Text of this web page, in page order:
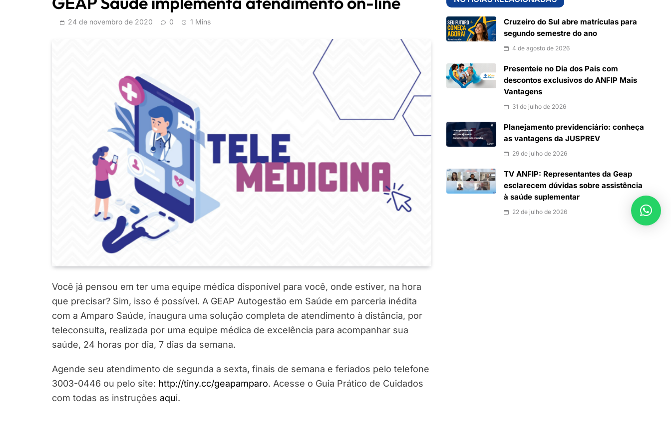
24 de novembro de 2020 0 1 Mins
Você já pensou em ter uma equipe médica disponível para você, onde estiver, na hora
que precisar? Sim, isso é possível. A GEAP Autogestão em Saúde em parceria inédita
com a Amparo Saúde, inaugura uma solução completa de atendimento à distância, por
teleconsulta, realizada por uma equipe médica de excelência para acompanhar sua
saúde, 24 horas por dia, 7 dias da semana.
Agende seu atendimento de segunda a sexta, finais de semana e feriados pelo telefone
3003-0446 ou pelo site: http://tiny.cc/geapamparo. Acesse o Guia Prático de Cuidados
com todas as instruções aqui.
Cruzeiro do Sul abre matrículas para
segundo semestre do ano
4 de agosto de 2026
Presenteie no Dia dos Pais com
descontos exclusivos do ANFIP Mais
Vantagens
31 de julho de 2026
Planejamento previdenciário: conheça
as vantagens da JUSPREV
29 de julho de 2026
TV ANFIP: Representantes da Geap
esclarecem dúvidas sobre assistência
à saúde suplementar
22 de julho de 2026